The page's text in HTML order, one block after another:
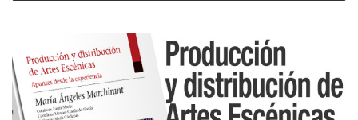
escénico maravilloso con un diálogo permanente
tanto verbal como imaginativo y emocional con el
público que se convierte en cómplice. La
dramaturgia y la puesta en escena presentan el